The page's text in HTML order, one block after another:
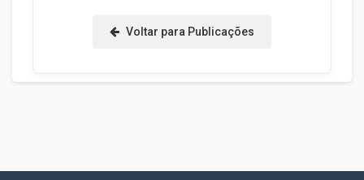
Voltar para Publicações